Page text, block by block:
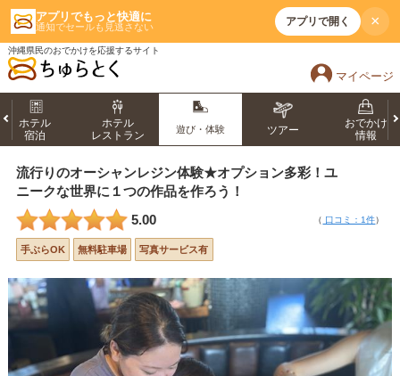
アプリでもっと快適に
通知でセールも見逃さない アプリで開く ×
沖縄県民のおでかけを応援するサイト
マイページ
ホテル
宿泊
ホテル
レストラン
遊び・体験 ツアー
おでかけ
情報
流行りのオーシャンレジン体験★オプション多彩！ユ
ニークな世界に１つの作品を作ろう！
5.00
（ 口コミ：1件）
手ぶらOK 無料駐車場 写真サービス有